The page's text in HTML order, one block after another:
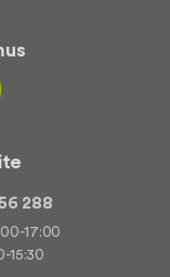
288
17:00
15:30